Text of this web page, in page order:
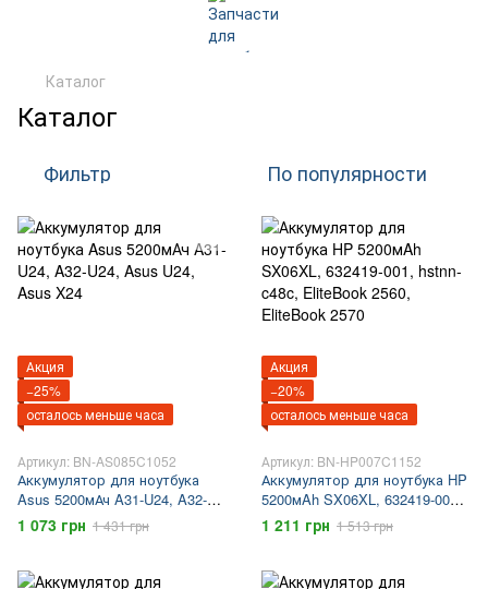
Каталог
Каталог
Фильтр По популярности
Акция
−25%
осталось меньше часа
Артикул: BN-AS085C1052
Аккумулятор для ноутбука
Asus 5200мАч A31-U24, A32-
U24, Asus U24, Asus X24
1 073 грн 1 431 грн
Акция
−20%
осталось меньше часа
Артикул: BN-HP007C1152
Аккумулятор для ноутбука HP
5200мAh SX06XL, 632419-001,
hstnn-c48c, EliteBook 2560,
EliteBook 2570
1 211 грн 1 513 грн